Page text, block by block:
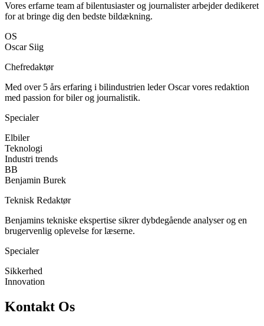
Vores erfarne team af bilentusiaster og journalister arbejder dedikeret
for at bringe dig den bedste bildækning.
OS
Oscar Siig
Chefredaktør
Med over 5 års erfaring i bilindustrien leder Oscar vores redaktion
med passion for biler og journalistik.
Specialer
Elbiler
Teknologi
Industri trends
BB
Benjamin Burek
Teknisk Redaktør
Benjamins tekniske ekspertise sikrer dybdegående analyser og en
brugervenlig oplevelse for læserne.
Specialer
Sikkerhed
Innovation
Kontakt Os